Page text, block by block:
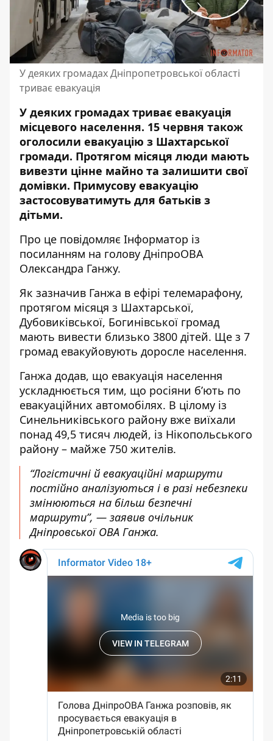
У деяких громадах Дніпропетровської області
триває евакуація
У деяких громадах триває евакуація
місцевого населення. 15 червня також
оголосили евакуацію з Шахтарської
громади. Протягом місяця люди мають
вивезти цінне майно та залишити свої
домівки. Примусову евакуацію
застосовуватимуть для батьків з
дітьми.
Про це повідомляє Інформатор із
посиланням на голову ДніпроОВА
Олександра Ганжу.
Як зазначив Ганжа в ефірі телемарафону,
протягом місяця з Шахтарської,
Дубовиківської, Богинівської громад
мають вивести близько 3800 дітей. Ще з 7
громад евакуйовують доросле населення.
Ганжа додав, що евакуація населення
ускладнюється тим, що росіяни б’ють по
евакуаційних автомобілях. В цілому із
Синельниківського району вже виїхали
понад 49,5 тисяч людей, із Нікопольського
району – майже 750 жителів.
“Логістичні й евакуаційні маршрути
постійно аналізуються і в разі небезпеки
змінюються на більш безпечні
маршрути”, — заявив очільник
Дніпровської ОВА Ганжа.